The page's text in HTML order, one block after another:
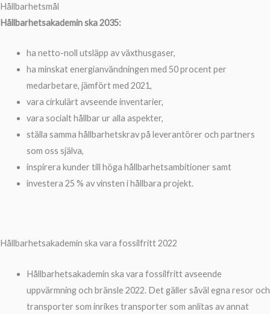
Hållbarhetsmål
Hållbarhetsakademin ska 2035:
ha netto-noll utsläpp av växthusgaser,
ha minskat energianvändningen med 50 procent per
medarbetare, jämfört med 2021,
vara cirkulärt avseende inventarier,
vara socialt hållbar ur alla aspekter,
ställa samma hållbarhetskrav på leverantörer och partners
som oss själva,
inspirera kunder till höga hållbarhetsambitioner samt
investera 25 % av vinsten i hållbara projekt.
Hållbarhetsakademin ska vara fossilfritt 2022
Hållbarhetsakademin ska vara fossilfritt avseende
uppvärmning och bränsle 2022. Det gäller såväl egna resor och
transporter som inrikes transporter som anlitas av annat